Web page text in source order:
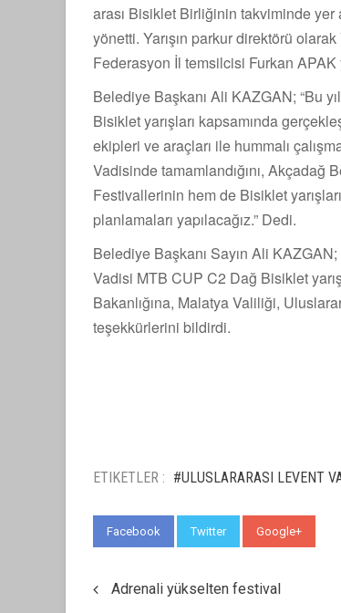
arası Bisiklet Birliğinin takviminde yer
yönetti. Yarışın parkur direktörü
Federasyon İl temsilcisi Furkan APAK
Belediye Başkanı Ali KAZGAN; “Bu
Bisiklet yarışları kapsamında
ekipleri ve araçları ile hummalı
Vadisinde tamamlandığını,
Festivallerinin hem de Bisiklet
planlamaları yapılacağız.” Dedi.
Belediye Başkanı Sayın Ali
Vadisi MTB CUP C2 Dağ Bisiklet
Bakanlığına, Malatya Valiliği,
teşekkürlerini bildirdi.
ETIKETLER : #ULUSLARARASI LEVENT
Facebook Twitter Google+
Adrenali yükselten festival